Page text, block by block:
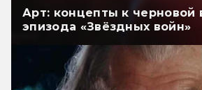
Арт: концепты к черновой
эпизода «Звёздных войн»